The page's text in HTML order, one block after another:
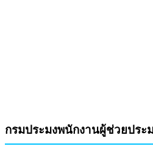
กรมประมงพนักงานผู้ช่วยประ